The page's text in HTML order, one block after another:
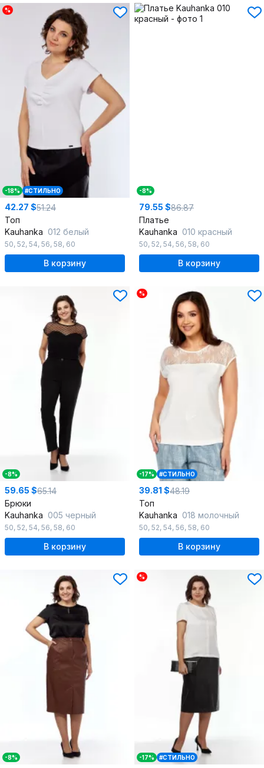
%
-18% #СТИЛЬНО
42.27 $51.24
Топ
Kauhanka 012 белый
50, 52, 54, 56, 58, 60
В корзину
-8%
79.55 $86.87
Платье
Kauhanka 010 красный
50, 52, 54, 56, 58, 60
В корзину
-8%
59.65 $65.14
Брюки
Kauhanka 005 черный
50, 52, 54, 56, 58, 60
В корзину
%
-17% #СТИЛЬНО
39.81 $48.19
Топ
Kauhanka 018 молочный
50, 52, 54, 56, 58, 60
В корзину
-8%
%
-17% #СТИЛЬНО